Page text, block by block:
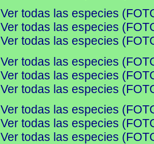
Ver todas las especies
Ver todas las especies
Ver todas las especies
Ver todas las especies
Ver todas las especies
Ver todas las especies
Ver todas las especies
Ver todas las especies
Ver todas las especies